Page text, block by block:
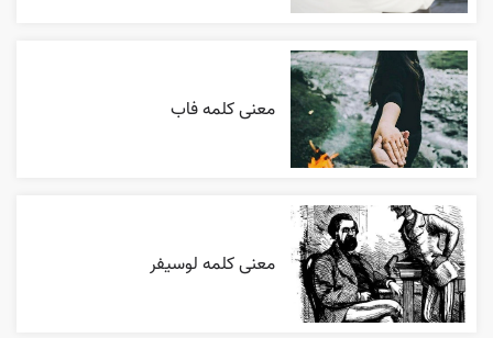
معنی کلمه فاب
معنی کلمه لوسیفر